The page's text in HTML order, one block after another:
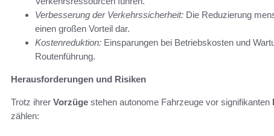
Verbesserung der Verkehrssicherheit: Die Reduzierung
einen großen Vorteil dar.
Kostenreduktion: Einsparungen bei Betriebskosten und
Routenführung.
Herausforderungen und Risiken
Trotz ihrer Vorzüge stehen autonome Fahrzeuge vor signifikanten
zählen: